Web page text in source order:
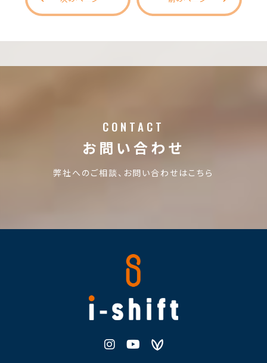
CONTACT
お問い合わせ
弊社へのご相談、お問い合わせはこちら
株式会社i-shift
Instagram
Youtube
Voicy